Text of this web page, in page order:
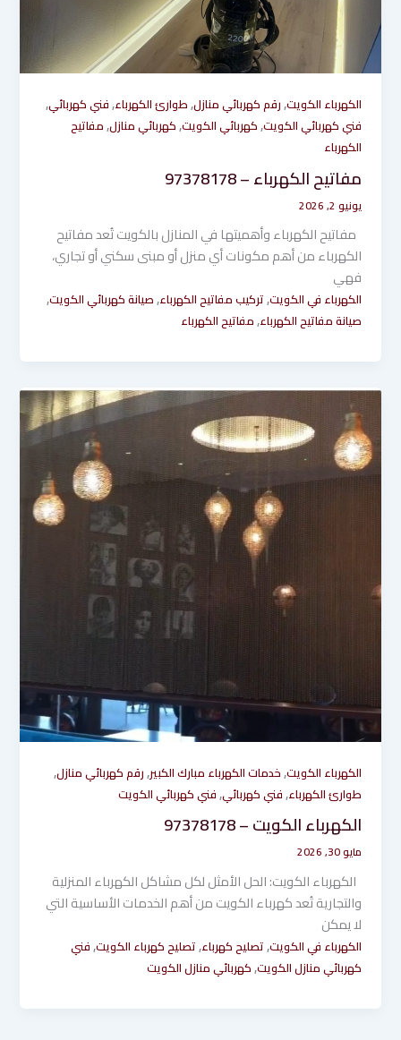
الكهرباء الكويت,رقم كهربائي منازل,طوارئ الكهرباء,فني كهربائي,
فني كهربائي الكويت,كهربائي الكويت,كهربائي منازل,مفاتيح
الكهرباء
مفاتيح الكهرباء – 97378178
يونيو 2, 2026
مفاتيح الكهرباء وأهميتها في المنازل بالكويت تُعد مفاتيح
الكهرباء من أهم مكونات أي منزل أو مبنى سكني أو تجاري،
فهي
الكهرباء في الكويت,تركيب مفاتيح الكهرباء,صيانة كهربائي الكويت,
صيانة مفاتيح الكهرباء,مفاتيح الكهرباء
الكهرباء الكويت,خدمات الكهرباء مبارك الكبير,رقم كهربائي منازل,
طوارئ الكهرباء,فني كهربائي,فني كهربائي الكويت
الكهرباء الكويت – 97378178
مايو 30, 2026
الكهرباء الكويت: الحل الأمثل لكل مشاكل الكهرباء المنزلية
والتجارية تُعد كهرباء الكويت من أهم الخدمات الأساسية التي
لا يمكن
الكهرباء في الكويت,تصليح كهرباء,تصليح كهرباء الكويت,فني
كهربائي منازل الكويت,كهربائي منازل الكويت